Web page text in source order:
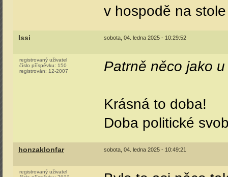
v hospodě na
Issi sobota, 04. ledna 2025 - 10:29:52
registrovaný uživatel
číslo příspěvku: 150
registrován: 12-2007 Patrně něco jako
Krásná to doba!
Doba politické
honzaklonfar sobota, 04. ledna 2025 - 10:49:21
registrovaný uživatel